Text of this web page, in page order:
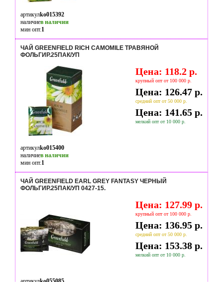
артикулko015392
наличиев наличии
мин опт.1
ЧАЙ GREENFIELD RICH CAMOMILE ТРАВЯНОЙ
ФОЛЬГИР.25ПАК/УП
Цена: 118.2 р.
крупный опт от 100 000 р.
Цена: 126.47 р.
средний опт от 50 000 р.
Цена: 141.65 р.
мелкий опт от 10 000 р.
артикулko015400
наличиев наличии
мин опт.1
ЧАЙ GREENFIELD EARL GREY FANTASY ЧЕРНЫЙ
ФОЛЬГИР.25ПАК/УП 0427-15.
Цена: 127.99 р.
крупный опт от 100 000 р.
Цена: 136.95 р.
средний опт от 50 000 р.
Цена: 153.38 р.
мелкий опт от 10 000 р.